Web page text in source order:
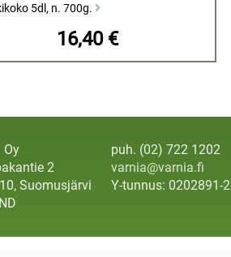
5dl, n. 700g.
16,40 €
Oy
2
Suomusjärvi
puh. (02) 722 1202
varnia@varnia.fi
Y-tunnus: 0202891-2